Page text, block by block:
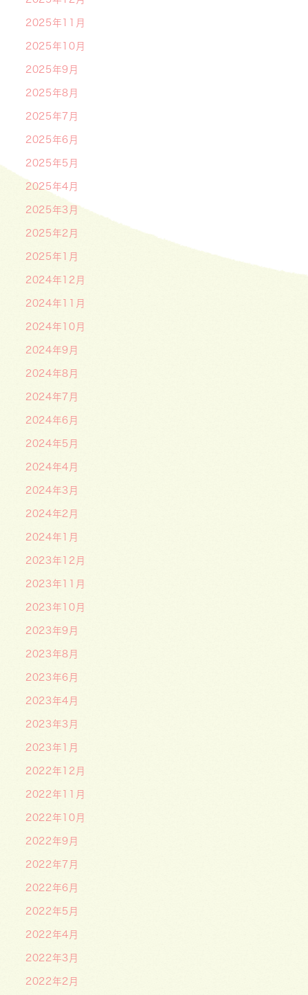
2025年11月
2025年10月
2025年9月
2025年8月
2025年7月
2025年6月
2025年5月
2025年4月
2025年3月
2025年2月
2025年1月
2024年12月
2024年11月
2024年10月
2024年9月
2024年8月
2024年7月
2024年6月
2024年5月
2024年4月
2024年3月
2024年2月
2024年1月
2023年12月
2023年11月
2023年10月
2023年9月
2023年8月
2023年6月
2023年4月
2023年3月
2023年1月
2022年12月
2022年11月
2022年10月
2022年9月
2022年7月
2022年6月
2022年5月
2022年4月
2022年3月
2022年2月